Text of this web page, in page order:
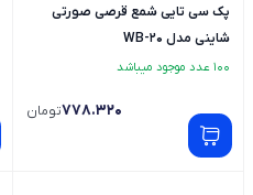
پک سی تایی شمع قرصی صورتی
شاینی مدل WB-20
100 عدد موجود میباشد
778.320تومان